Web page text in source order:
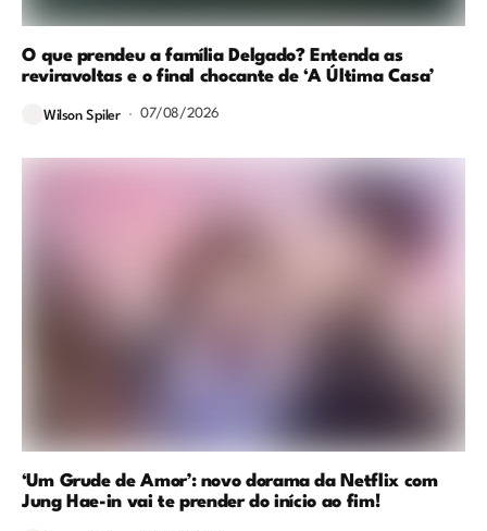
O que prendeu a família Delgado? Entenda as
reviravoltas e o final chocante de ‘A Última Casa’
Wilson Spiler 07/08/2026
‘Um Grude de Amor’: novo dorama da Netflix com
Jung Hae-in vai te prender do início ao fim!